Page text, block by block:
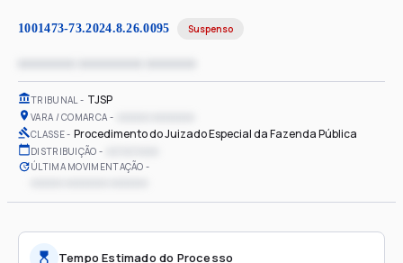
1001473-73.2024.8.26.0095 Suspenso
TRIBUNAL TJSP
VARA / COMARCA
CLASSE Procedimento do Juizado Especial da Fazenda Pública
DISTRIBUIÇÃO
ÚLTIMA MOVIMENTAÇÃO
Tempo Estimado do Processo